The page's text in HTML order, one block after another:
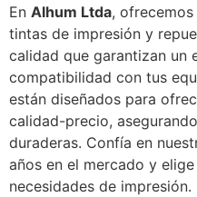
En Alhum Ltda,
tintas de impresión y
calidad que garantizan un
compatibilidad con tus
están diseñados para
calidad-precio,
duraderas. Confía en
años en el mercado y
necesidades de